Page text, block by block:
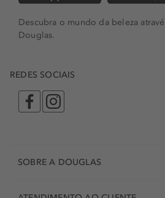
Descubra o mundo da beleza
Douglas.
REDES SOCIAIS
SOBRE A DOUGLAS